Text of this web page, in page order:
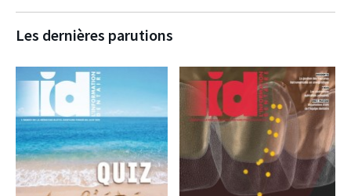
Les dernières parutions